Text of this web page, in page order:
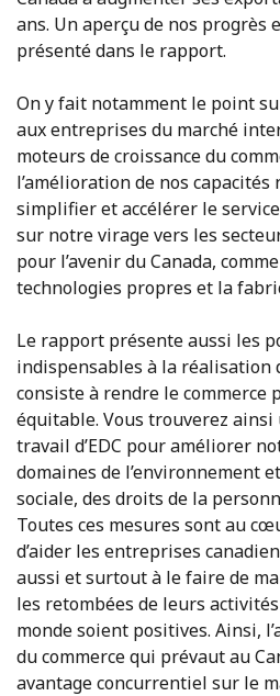
ans. Un aperçu de nos progrès
présenté dans le rapport.
On y fait notamment le point
aux entreprises du marché
moteurs de croissance du
l’amélioration de nos
simplifier et accélérer le
sur notre virage vers les
pour l’avenir du Canada,
technologies propres et la
Le rapport présente aussi les
indispensables à la réalisation
consiste à rendre le commerce
équitable. Vous trouverez
travail d’EDC pour améliorer
domaines de l’environnement
sociale, des droits de la
Toutes ces mesures sont au
d’aider les entreprises
aussi et surtout à le faire de
les retombées de leurs
monde soient positives. Ainsi,
du commerce qui prévaut au
avantage concurrentiel sur le